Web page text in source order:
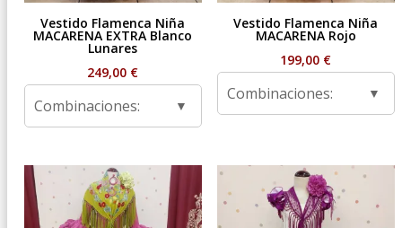
Vestido Flamenca Niña
MACARENA EXTRA Blanco
Lunares
249,00 €
Combinaciones:
Vestido Flamenca Niña
MACARENA Rojo
199,00 €
Combinaciones: